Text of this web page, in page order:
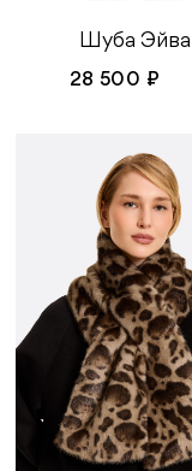
Шуба Эйва
28 500 ₽